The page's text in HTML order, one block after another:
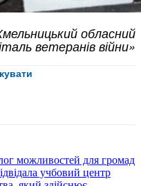
обласний
ветеранів війни»
можливостей для громад
учбовий центр